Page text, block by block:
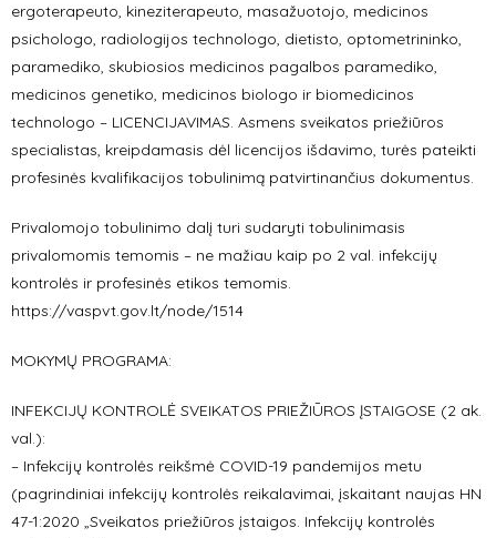
ergoterapeuto, kineziterapeuto, masažuotojo, medicinos
psichologo, radiologijos technologo, dietisto, optometrininko,
paramediko, skubiosios medicinos pagalbos paramediko,
medicinos genetiko, medicinos biologo ir biomedicinos
technologo – LICENCIJAVIMAS. Asmens sveikatos priežiūros
specialistas, kreipdamasis dėl licencijos išdavimo, turės pateikti
profesinės kvalifikacijos tobulinimą patvirtinančius dokumentus.
Privalomojo tobulinimo dalį turi sudaryti tobulinimasis
privalomomis temomis – ne mažiau kaip po 2 val. infekcijų
kontrolės ir profesinės etikos temomis.
https://vaspvt.gov.lt/node/1514
MOKYMŲ PROGRAMA:
INFEKCIJŲ KONTROLĖ SVEIKATOS PRIEŽIŪROS ĮSTAIGOSE (2 ak.
val.):
– Infekcijų kontrolės reikšmė COVID-19 pandemijos metu
(pagrindiniai infekcijų kontrolės reikalavimai, įskaitant naujas HN
47-1:2020 „Sveikatos priežiūros įstaigos. Infekcijų kontrolės